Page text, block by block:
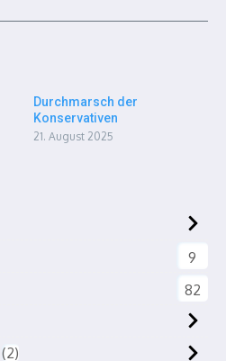
Durchmarsch der
Konservativen
21. August 2025
9
82
2